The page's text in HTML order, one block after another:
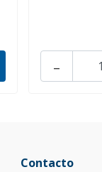
-
Contacto